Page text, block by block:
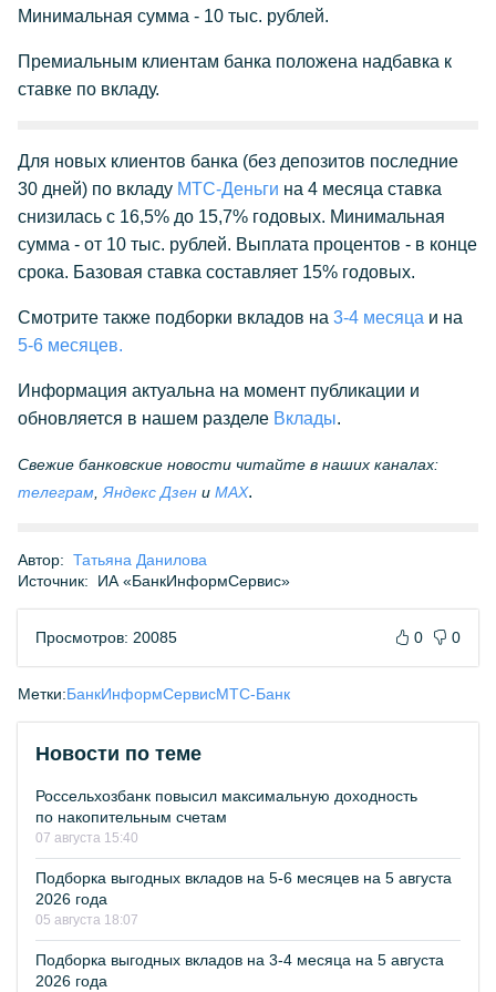
Минимальная сумма - 10 тыс. рублей.
Премиальным клиентам банка положена надбавка к
ставке по вкладу.
Для новых клиентов банка (без депозитов последние
30 дней) по вкладу МТС-Деньги на 4 месяца ставка
снизилась с 16,5% до 15,7% годовых. Минимальная
сумма - от 10 тыс. рублей. Выплата процентов - в конце
срока. Базовая ставка составляет 15% годовых.
Смотрите также подборки вкладов на 3-4 месяца и на
5-6 месяцев.
Информация актуальна на момент публикации и
обновляется в нашем разделе Вклады.
Свежие банковские новости читайте в наших каналах:
телеграм,Яндекс Дзен и МАX.
Автор: Татьяна Данилова
Источник:
ИА «БанкИнформСервис»
Просмотров: 20085 0 0
Метки:БанкИнформСервисМТС-Банк
Новости по теме
Россельхозбанк повысил максимальную доходность
по накопительным счетам
07 августа 15:40
Подборка выгодных вкладов на 5-6 месяцев на 5 августа
2026 года
05 августа 18:07
Подборка выгодных вкладов на 3-4 месяца на 5 августа
2026 года